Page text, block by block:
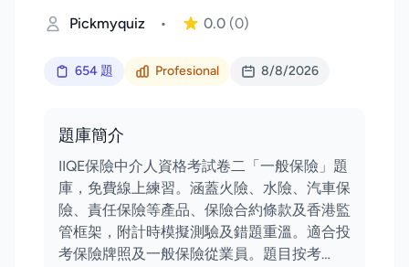
Pickmyquiz • 0.0 (0)
654 題 Profesional 8/8/2026
題庫簡介
IIQE保險中介人資格考試卷二「一般保險」題
庫，免費線上練習。涵蓋火險、水險、汽車保
險、責任保險等產品、保險合約條款及香港監
管框架，附計時模擬測驗及錯題重溫。適合投
考保險牌照及一般保險從業員。題目按考…